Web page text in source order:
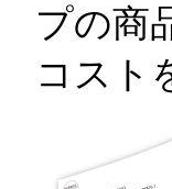
プの商
コスト